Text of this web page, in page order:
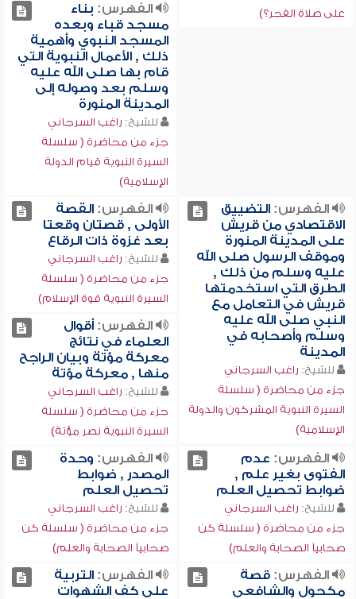
على صلاة الفجر؟)
الفهرس: بناء
مسجد قباء وبعده
المسجد النبوي وأهمية
ذلك , الأعمال النبوية التي
قام بها صلى الله عليه
وسلم بعد وصوله إلى
المدينة المنورة
للشيخ: راغب السرجاني
جزء من محاضرة ( سلسلة
السيرة النبوية قيام الدولة
الإسلامية)
الفهرس:التضييق
الاقتصادي من قريش
على المدينة المنورة
وموقف الرسول صلى الله
عليه وسلم من ذلك ,
الطرق التي استخدمتها
قريش في التعامل مع
النبي صلى الله عليه
وسلم وأصحابه في
المدينة
للشيخ: راغب السرجاني
جزء من محاضرة ( سلسلة
السيرة النبوية المشركون والدولة
الإسلامية)
الفهرس:القصة
الأولى , قصتان وقعتا
بعد غزوة ذات الرقاع
للشيخ: راغب السرجاني
جزء من محاضرة ( سلسلة
السيرة النبوية قوة الإسلام)
الفهرس:أقوال
العلماء في نتائج
معركة مؤتة وبيان الراجح
منها , معركة مؤتة
للشيخ: راغب السرجاني
جزء من محاضرة ( سلسلة
السيرة النبوية نصر مؤتة)
الفهرس: عدم
الفتوى بغير علم ,
ضوابط تحصيل العلم
للشيخ: راغب السرجاني
جزء من محاضرة ( سلسلة كن
صحابياً الصحابة والعلم)
الفهرس: وحدة
المصدر , ضوابط
تحصيل العلم
للشيخ: راغب السرجاني
جزء من محاضرة ( سلسلة كن
صحابياً الصحابة والعلم)
الفهرس:قصة
مكحول والشافعي
الفهرس:التربية
على كف الشهوات